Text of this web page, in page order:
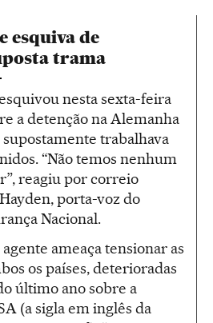
esquiva de
trama
nesta sexta-feira
a detenção na Alemanha
trabalhava
“Não temos nenhum
reagiu por correio
porta-voz do
Nacional.
ameaça tensionar as
os países, deterioradas
último ano sobre a
(a sigla em inglês da